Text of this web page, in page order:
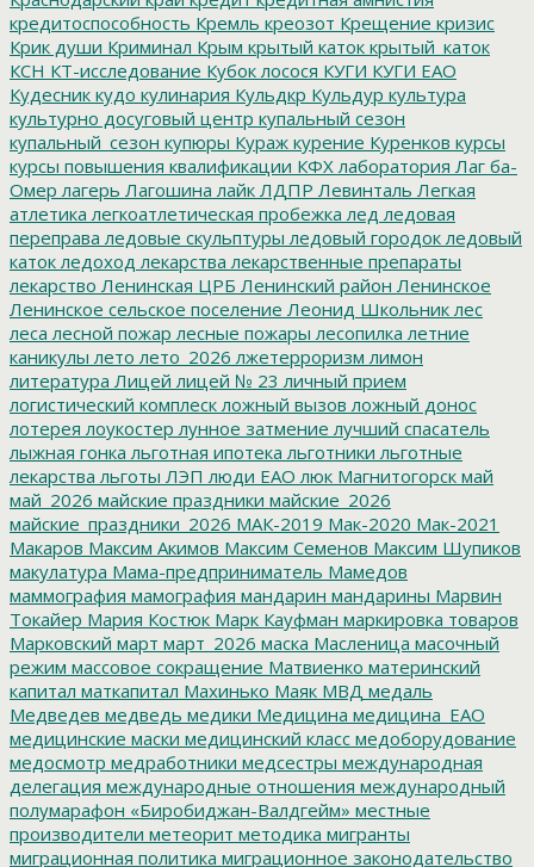
кредитоспособность Кремль креозот Крещение кризис
Крик души Криминал Крым крытый каток крытый_каток
КСН КТ-исследование Кубок лосося КУГИ КУГИ ЕАО
Кудесник кудо кулинария Кульдкр Кульдур культура
культурно досуговый центр купальный сезон
купальный_сезон купюры Кураж курение Куренков курсы
курсы повышения квалификации КФХ лаборатория Лаг ба-
Омер лагерь Лагошина лайк ЛДПР Левинталь Легкая
атлетика легкоатлетическая пробежка лед ледовая
переправа ледовые скульптуры ледовый городок ледовый
каток ледоход лекарства лекарственные препараты
лекарство Ленинская ЦРБ Ленинский район Ленинское
Ленинское сельское поселение Леонид Школьник лес
леса лесной пожар лесные пожары лесопилка летние
каникулы лето лето_2026 лжетерроризм лимон
литература Лицей лицей № 23 личный прием
логистический комплеск ложный вызов ложный донос
лотерея лоукостер лунное затмение лучший спасатель
лыжная гонка льготная ипотека льготники льготные
лекарства льготы ЛЭП люди ЕАО люк Магнитогорск май
май_2026 майские праздники майские_2026
майские_праздники_2026 МАК-2019 Мак-2020 Мак-2021
Макаров Максим Акимов Максим Семенов Максим Шупиков
макулатура Мама-предприниматель Мамедов
маммография мамография мандарин мандарины Марвин
Токайер Мария Костюк Марк Кауфман маркировка товаров
Марковский март март_2026 маска Масленица масочный
режим массовое сокращение Матвиенко материнский
капитал маткапитал Махинько Маяк МВД медаль
Медведев медведь медики Медицина медицина_ЕАО
медицинские маски медицинский класс медоборудование
медосмотр медработники медсестры международная
делегация международные отношения международный
полумарафон «Биробиджан-Валдгейм» местные
производители метеорит методика мигранты
миграционная политика миграционное законодательство